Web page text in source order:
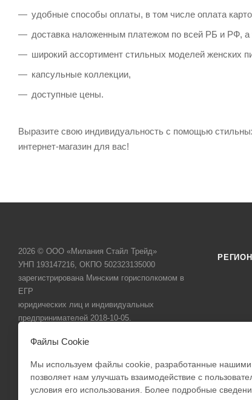
Могу помочь вам в поиске уютного
худи MILANIA STYLE!
удобные способы оплаты, в том числе оплата
доставка наложенным платежом по всей РБ и РФ, а
широкий ассортимент стильных моделей женских
капсульные коллекции,
доступные цены.
Выразите свою индивидуальность с помощью
интернет-магазин для вас!
2026 © ООО «Милания Стайл Трейд»
УНП 193147216, ОКПО 502323135000
зарегистрирована Минским горисполкомом в
ЕГР
юридических лиц и индивидуальных
предпринимателей 2018-10-05.
Старовиленская, 131, пом. 201
Файлы Cookie
Мы используем файлы cookie, разработанные
позволяет нам улучшать взаимодействие с
условия его использования. Более подробные